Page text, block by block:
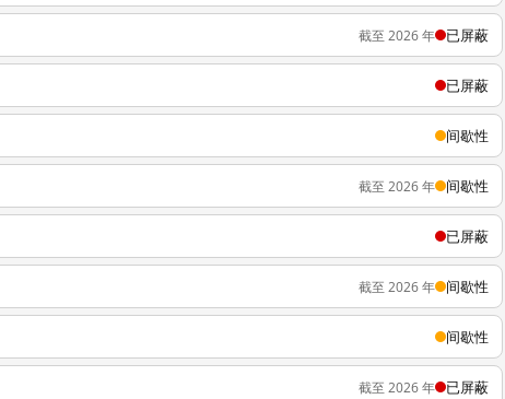
截至 2026 年 已屏蔽
已屏蔽
间歇性
截至 2026 年 间歇性
已屏蔽
截至 2026 年 间歇性
间歇性
截至 2026 年 已屏蔽